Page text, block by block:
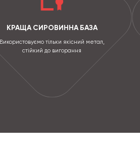
КРАЩА СИРОВИННА БАЗА
Використовуємо тільки якісний метал,
стійкий до вигорання